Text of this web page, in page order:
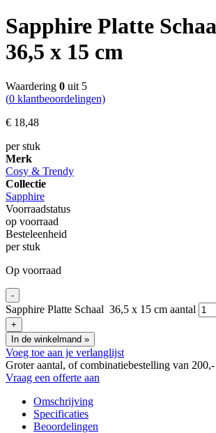
Sapphire Platte
36,5 x 15 cm
Waardering 0 uit 5
(0 klantbeoordelingen)
€ 18,48
per stuk
Merk
Cosy & Trendy
Collectie
Sapphire
Voorraadstatus
op voorraad
Besteleenheid
per stuk
Op voorraad
-
Sapphire Platte Schaal 36,5 x 15 cm aantal
+
In de winkelmand »
Voeg toe aan je verlanglijst
Groter aantal, of combinatiebestelling van
Vraag een offerte aan
Omschrijving
Specificaties
Beoordelingen